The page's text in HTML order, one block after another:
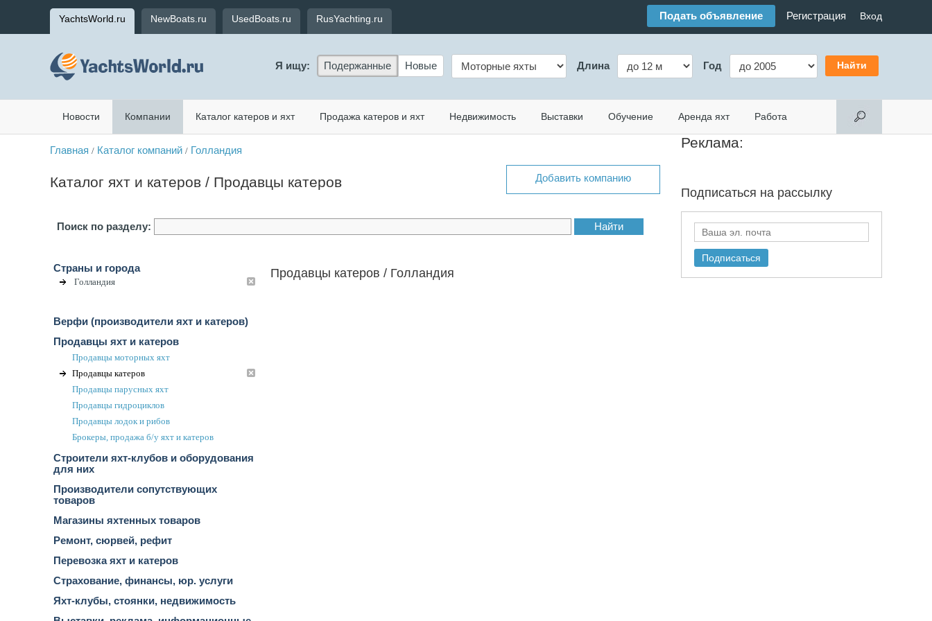
YachtsWorld.ru NewBoats.ru UsedBoats.ru RusYachting.ru Подать объявление Регистрация Вход
Я ищу: Подержанные Новые Длина Год
Новости Компании Каталог катеров и яхт Продажа катеров и яхт Недвижимость Выставки Обучение Аренда яхт Работа
Главная / Каталог компаний / Голландия
Каталог яхт и катеров / Продавцы катеров Добавить компанию
Поиск по разделу:
Страны и города
Голландия
Верфи (производители яхт и катеров)
Продавцы яхт и катеров
Продавцы моторных яхт
Продавцы катеров
Продавцы парусных яхт
Продавцы гидроциклов
Продавцы лодок и рибов
Брокеры, продажа б/у яхт и катеров
Строители яхт-клубов и оборудования
для них
Производители сопутствующих
товаров
Магазины яхтенных товаров
Ремонт, сюрвей, рефит
Перевозка яхт и катеров
Страхование, финансы, юр. услуги
Яхт-клубы, стоянки, недвижимость
Продавцы катеров / Голландия
Реклама:
Подписаться на рассылку